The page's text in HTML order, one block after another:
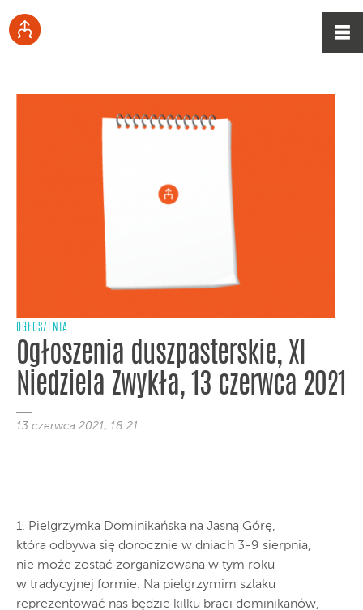
OGŁOSZENIA
Ogłoszenia duszpasterskie, XI
Niedziela Zwykła, 13 czerwca 2021
13 czerwca 2021, 18:21
1. Pielgrzymka Dominikańska na Jasną Górę,
która odbywa się dorocznie w dniach 3-9 sierpnia,
nie może zostać zorganizowana w tym roku
w tradycyjnej formie. Na pielgrzymim szlaku
reprezentować nas będzie kilku braci dominikanów,